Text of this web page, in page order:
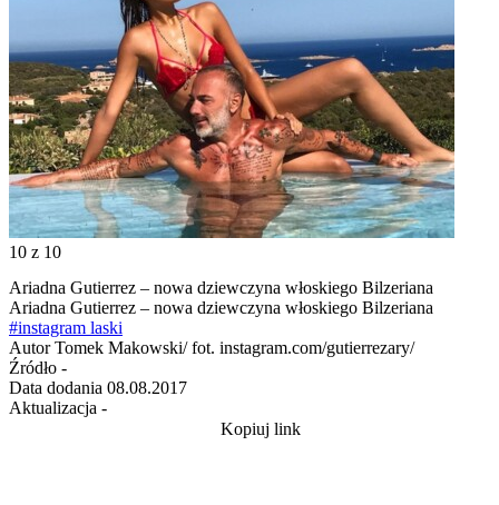
10 z 10
Ariadna Gutierrez – nowa dziewczyna włoskiego Bilzeriana
Ariadna Gutierrez – nowa dziewczyna włoskiego Bilzeriana
#instagram laski
Autor Tomek Makowski/ fot. instagram.com/gutierrezary/
Źródło -
Data dodania 08.08.2017
Aktualizacja -
Kopiuj link